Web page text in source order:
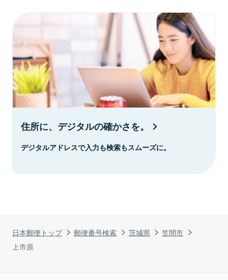
日本郵便トップ 郵便番号検索 茨城県
笠間市
上市原
住所に、デジタルの確かさを。
デジタルアドレスで入力も検索もスムーズに。